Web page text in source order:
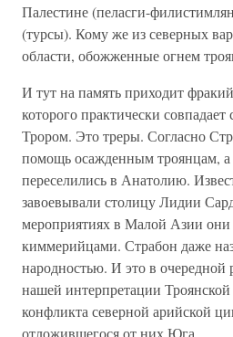
Палестине (пеласги-
(турсы). Кому же из северных
области, обожженные огнем
И тут на память приходит
которого практически
Трором. Это треры. Согласно
помощь осажденным троянцам, а
переселились в Анатолию.
завоевывали столицу Лидии
мероприятиях в Малой Азии они
киммерийцами. Страбон даже
народностью. И это в очередной
нашей интерпретации
конфликта северной арийской
отложившегося от них Юга.